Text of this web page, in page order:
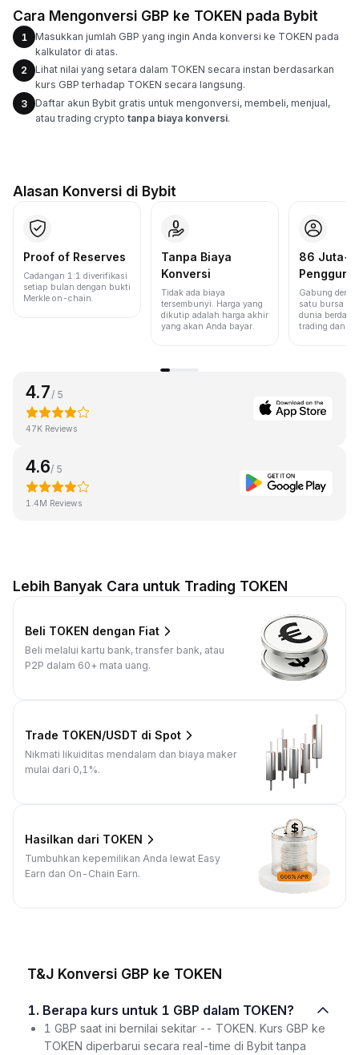
Cara Mengonversi GBP ke TOKEN pada Bybit
1
Masukkan jumlah GBP yang ingin Anda konversi ke TOKEN pada
kalkulator di atas.
2
Lihat nilai yang setara dalam TOKEN secara instan berdasarkan
kurs GBP terhadap TOKEN secara langsung.
3
Daftar akun Bybit gratis untuk mengonversi, membeli, menjual,
atau trading crypto tanpa biaya konversi.
Alasan Konversi di Bybit
Proof of Reserves
Cadangan 1:1 diverifikasi
setiap bulan dengan bukti
Merkle on-chain.
Tanpa Biaya
Konversi
Tidak ada biaya
tersembunyi. Harga yang
dikutip adalah harga akhir
yang akan Anda bayar.
86 Juta+
Pengguna
Gabung
satu bursa
dunia
trading dan
4.7 / 5
47K Reviews
4.6/ 5
1.4M Reviews
Lebih Banyak Cara untuk Trading TOKEN
Beli TOKEN dengan Fiat
Beli melalui kartu bank, transfer bank, atau
P2P dalam 60+ mata uang.
Trade TOKEN/USDT di Spot
Nikmati likuiditas mendalam dan biaya maker
mulai dari 0,1%.
Hasilkan dari TOKEN
Tumbuhkan kepemilikan Anda lewat Easy
Earn dan On-Chain Earn.
T&J Konversi GBP ke TOKEN
1. Berapa kurs untuk 1 GBP dalam TOKEN?
1 GBP saat ini bernilai sekitar -- TOKEN. Kurs GBP ke
TOKEN diperbarui secara real-time di Bybit tanpa